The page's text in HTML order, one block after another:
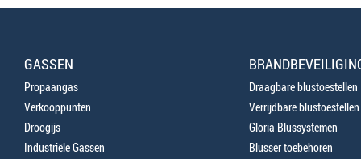
GASSEN
Propaangas
Verkooppunten
Droogijs
Industriële Gassen
Draagbare blustoestellen
Verrijdbare blustoestellen
Gloria Blussystemen
Blusser toebehoren